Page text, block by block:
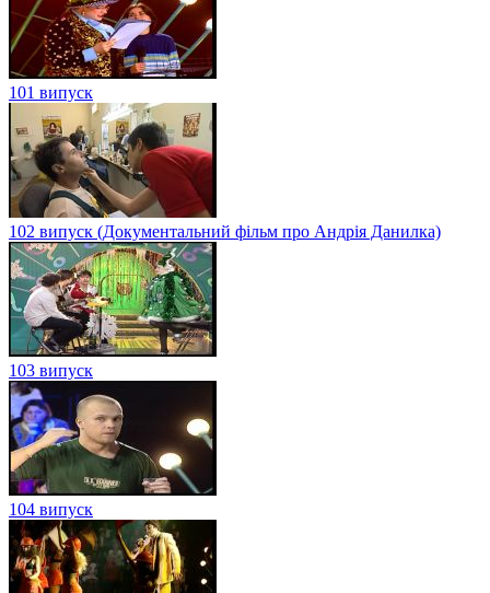
101 випуск
102 випуск (Документальний фільм про Андрія Данилка)
103 випуск
104 випуск